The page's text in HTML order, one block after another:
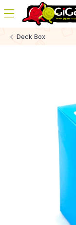
Deck Box